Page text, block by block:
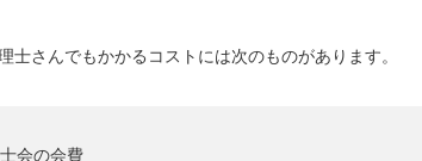
士さんでもかかるコストには次のものがあります。
会の会費